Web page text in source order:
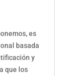
es
basada
y
que los